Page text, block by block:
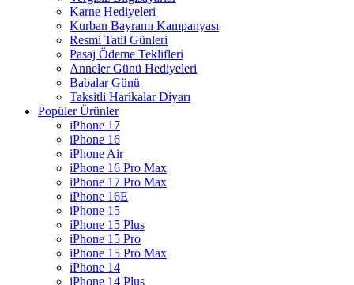
Karne Hediyeleri
Kurban Bayramı Kampanyası
Resmi Tatil Günleri
Pasaj Ödeme Teklifleri
Anneler Günü Hediyeleri
Babalar Günü
Taksitli Harikalar Diyarı
Popüler Ürünler
iPhone 17
iPhone 16
iPhone Air
iPhone 16 Pro Max
iPhone 17 Pro Max
iPhone 16E
iPhone 15
iPhone 15 Plus
iPhone 15 Pro
iPhone 15 Pro Max
iPhone 14
iPhone 14 Plus